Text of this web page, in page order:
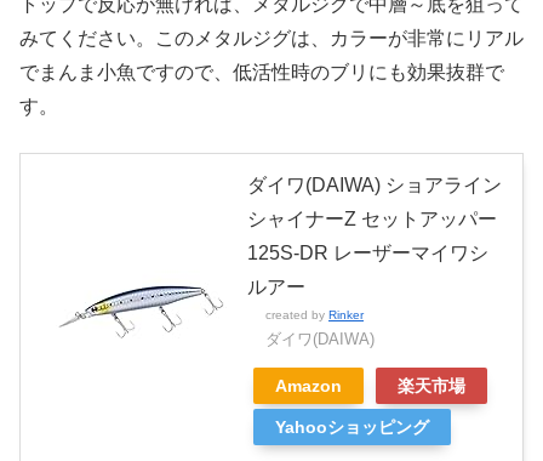
トップで反応が無ければ、メタルジグで中層～底を狙って
みてください。このメタルジグは、カラーが非常にリアル
でまんま小魚ですので、低活性時のブリにも効果抜群で
す。
ダイワ(DAIWA) ショアライン
シャイナーZ セットアッパー
125S-DR レーザーマイワシ
ルアー
created by Rinker
ダイワ(DAIWA)
Amazon 楽天市場
Yahooショッピング